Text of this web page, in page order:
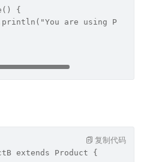
{
are using
extends Product {
复制代码